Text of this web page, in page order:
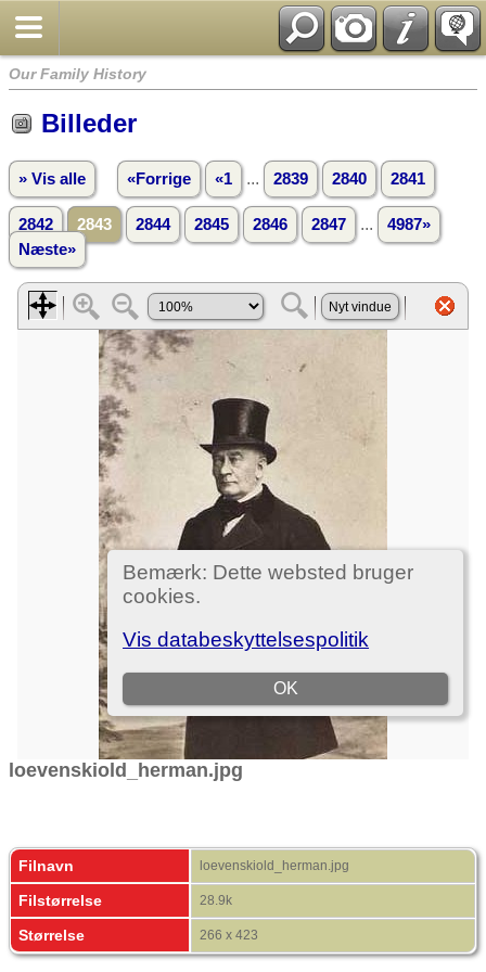
Our Family History
Billeder
» Vis alle «Forrige «1 ... 2839 2840 2841
2842 2843 2844 2845 2846 2847 ...
4987»
Næste»
loevenskiold_herman.jpg
Filnavn loevenskiold_herman.jpg
Filstørrelse 28.9k
Størrelse 266 x 423